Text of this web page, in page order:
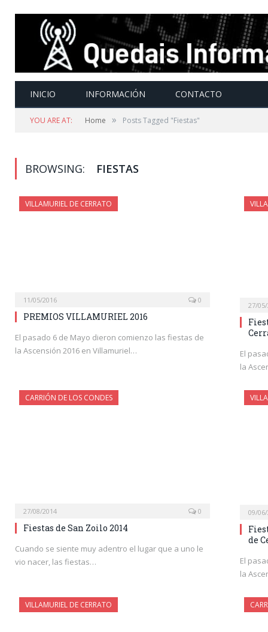
INICIO INFORMACIÓN CONTACTO
YOU ARE AT: Home » Posts Tagged "Fiestas"
BROWSING: FIESTAS
VILLAMURIEL DE CERRATO
11/05/2016 0
PREMIOS VILLAMURIEL 2016
El pasado 6 de Mayo dieron comienzo las fiestas de
la Ascensión 2016 en Villamuriel…
27/
El
la
CARRIÓN DE LOS CONDES
27/08/2014 0
Fiestas de San Zoilo 2014
Cuando se siente muy adentro el lugar que a uno le
vio nacer, las fiestas…
09/
de
El
la
VILLAMURIEL DE CERRATO